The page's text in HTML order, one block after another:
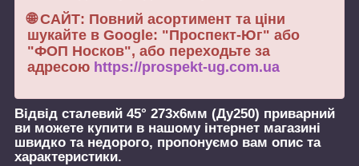
🌐 САЙТ: Повний асортимент та ціни
шукайте в Google: "Проспект-Юг" або
"ФОП Носков", або переходьте за
адресою https://prospekt-ug.com.ua
Відвід сталевий 45° 273х6мм (Ду250) приварний
ви можете купити в нашому інтернет магазині
швидко та недорого, пропонуємо вам опис та
характеристики.